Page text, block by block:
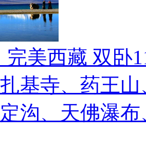
完美西藏 双
基寺、药王
沟、天佛瀑布